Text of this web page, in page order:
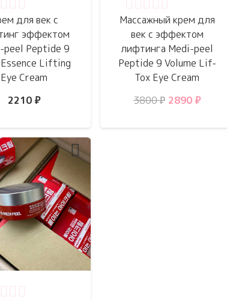
для век с
эффектом
peel Peptide 9
Essence Lifting
Eye Cream
2210 ₽
Массажный крем для
век с эффектом
лифтинга Medi-peel
Peptide 9 Volume Lif-
Tox Eye Cream
3800₽
составляла
2890 ₽
2890